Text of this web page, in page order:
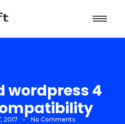
wordpress 4
2017 - No Comments